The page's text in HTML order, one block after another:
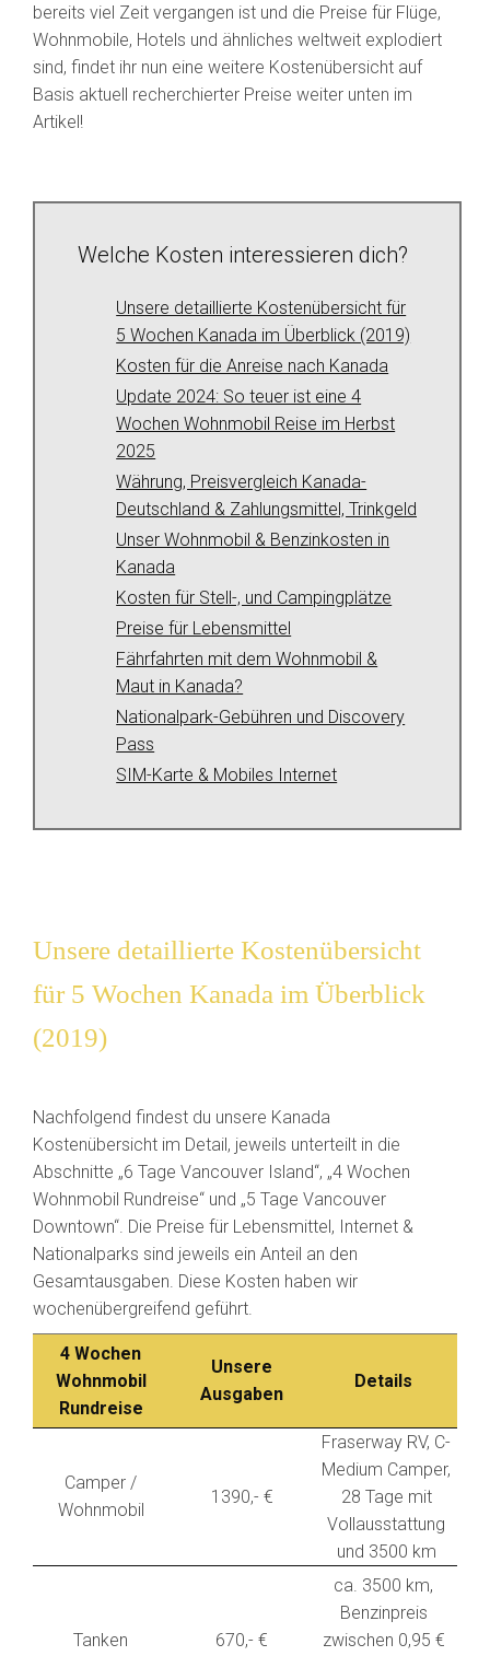
bereits viel Zeit vergangen ist und die Preise für Flüge,
Wohnmobile, Hotels und ähnliches weltweit explodiert
sind, findet ihr nun eine weitere Kostenübersicht auf
Basis aktuell recherchierter Preise weiter unten im
Artikel!
Welche Kosten interessieren dich?
Unsere detaillierte Kostenübersicht für
5 Wochen Kanada im Überblick (2019)
Kosten für die Anreise nach Kanada
Update 2024: So teuer ist eine 4
Wochen Wohnmobil Reise im Herbst
2025
Währung, Preisvergleich Kanada-
Deutschland & Zahlungsmittel, Trinkgeld
Unser Wohnmobil & Benzinkosten in
Kanada
Kosten für Stell-, und Campingplätze
Preise für Lebensmittel
Fährfahrten mit dem Wohnmobil &
Maut in Kanada?
Nationalpark-Gebühren und Discovery
Pass
SIM-Karte & Mobiles Internet
Unsere detaillierte Kostenübersicht
für 5 Wochen Kanada im Überblick
(2019)
Nachfolgend findest du unsere Kanada
Kostenübersicht im Detail, jeweils unterteilt in die
Abschnitte „6 Tage Vancouver Island“, „4 Wochen
Wohnmobil Rundreise“ und „5 Tage Vancouver
Downtown“. Die Preise für Lebensmittel, Internet &
Nationalparks sind jeweils ein Anteil an den
Gesamtausgaben. Diese Kosten haben wir
wochenübergreifend geführt.
4 Wochen
Wohnmobil
Rundreise
Unsere
Ausgaben
Details
Camper /
Wohnmobil
1390,- €
Fraserway RV, C-
Medium Camper,
28 Tage mit
Vollausstattung
und 3500 km
Tanken 670,- €
ca. 3500 km,
Benzinpreis
zwischen 0,95 €